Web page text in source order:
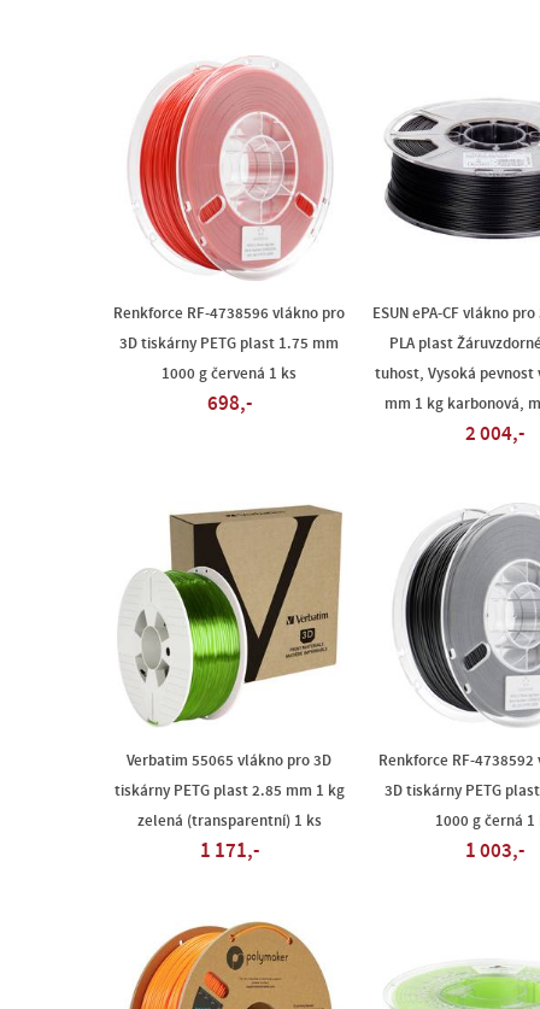
Renkforce RF-4738596 vlákno pro
3D tiskárny PETG plast 1.75 mm
1000 g červená 1 ks
698,-
ESUN ePA-CF vlákno
PLA plast
tuhost, Vysoká pevnost
mm 1 kg karbonová,
2 004,-
Verbatim 55065 vlákno pro 3D
tiskárny PETG plast 2.85 mm 1 kg
zelená (transparentní) 1 ks
1 171,-
Renkforce RF-
3D tiskárny PETG
1000 g černá 1
1 003,-